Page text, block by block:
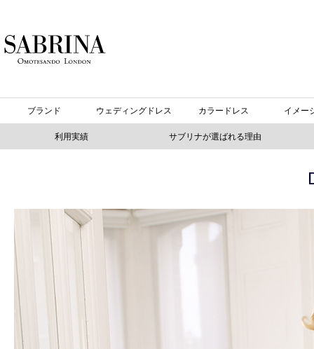
ブランド ウェディングドレス カラードレス イメー
利用実績 サブリナが選ばれる理由